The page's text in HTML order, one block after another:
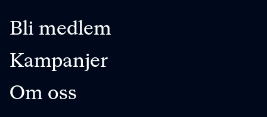
Bli medlem
Kampanjer
Om oss